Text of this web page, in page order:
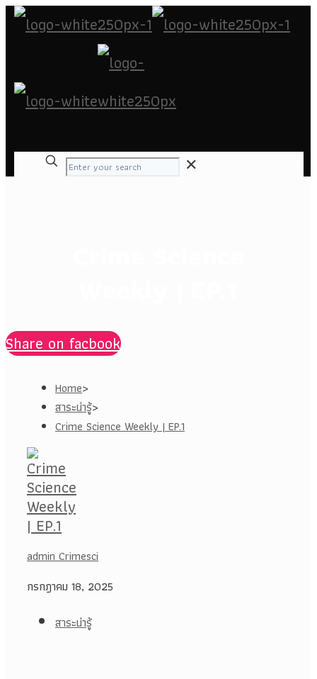
✕
Share on facbook
Home>
สาระน่ารู้>
Crime Science Weekly | EP.1
admin Crimesci
กรกฎาคม 18, 2025
สาระน่ารู้